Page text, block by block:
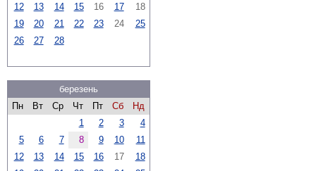
12
13 14 15 16 17
18
19
20 21 22 23 24
25
26
27 28
березень
Пн
Вт Ср Чт Пт Сб
Нд
1
2 3
4
5
6 7 8 9 10
11
12
13 14 15 16 17
18